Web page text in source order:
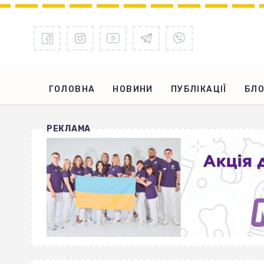
ГОЛОВНА НОВИНИ ПУБЛІКАЦІЇ
РЕКЛАМА